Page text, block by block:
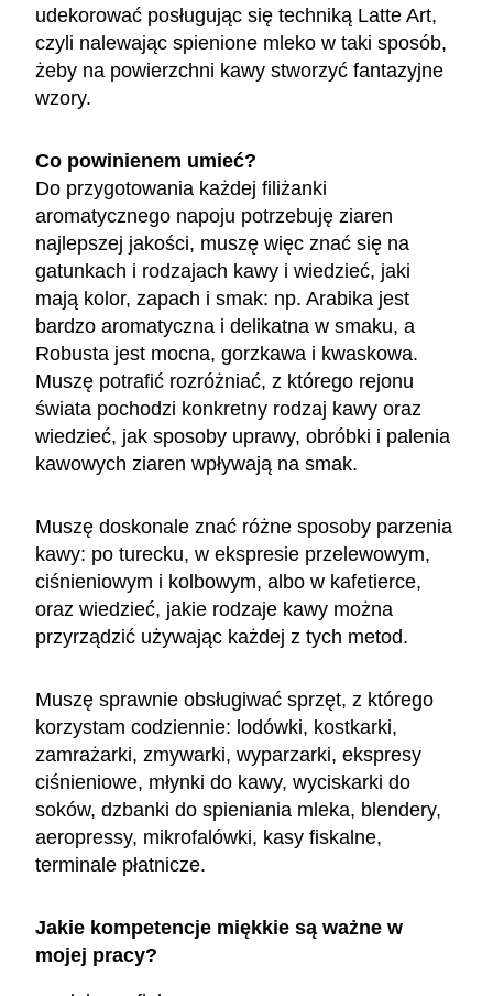
udekorować posługując się techniką Latte Art,
czyli nalewając spienione mleko w taki sposób,
żeby na powierzchni kawy stworzyć fantazyjne
wzory.
Co powinienem umieć?
Do przygotowania każdej filiżanki
aromatycznego napoju potrzebuję ziaren
najlepszej jakości, muszę więc znać się na
gatunkach i rodzajach kawy i wiedzieć, jaki
mają kolor, zapach i smak: np. Arabika jest
bardzo aromatyczna i delikatna w smaku, a
Robusta jest mocna, gorzkawa i kwaskowa.
Muszę potrafić rozróżniać, z którego rejonu
świata pochodzi konkretny rodzaj kawy oraz
wiedzieć, jak sposoby uprawy, obróbki i palenia
kawowych ziaren wpływają na smak.
Muszę doskonale znać różne sposoby parzenia
kawy: po turecku, w ekspresie przelewowym,
ciśnieniowym i kolbowym, albo w kafetierce,
oraz wiedzieć, jakie rodzaje kawy można
przyrządzić używając każdej z tych metod.
Muszę sprawnie obsługiwać sprzęt, z którego
korzystam codziennie: lodówki, kostkarki,
zamrażarki, zmywarki, wyparzarki, ekspresy
ciśnieniowe, młynki do kawy, wyciskarki do
soków, dzbanki do spieniania mleka, blendery,
aeropressy, mikrofalówki, kasy fiskalne,
terminale płatnicze.
Jakie kompetencje miękkie są ważne w
mojej pracy?